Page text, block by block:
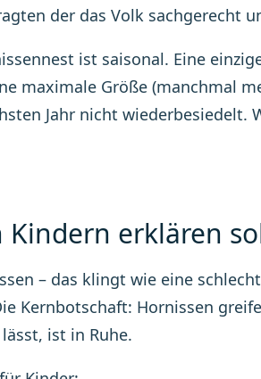
der das Volk sachgerecht
ist saisonal. Eine
maximale Größe (manchmal
Jahr nicht wiederbesiedelt.
Kindern erklären
– das klingt wie eine
Kernbotschaft: Hornissen
ist in Ruhe.